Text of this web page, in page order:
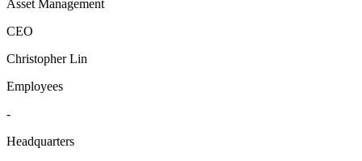
Asset Management
CEO
Christopher Lin
Employees
-
Headquarters